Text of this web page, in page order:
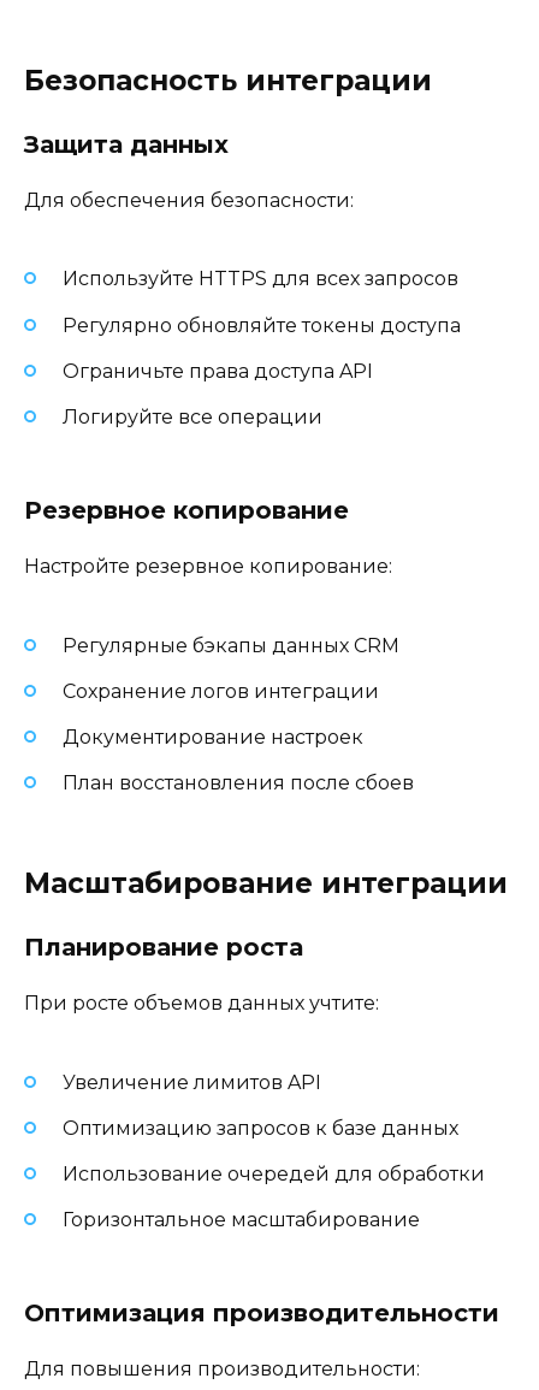
Безопасность интеграции
Защита данных
Для обеспечения безопасности:
Используйте HTTPS для всех запросов
Регулярно обновляйте токены доступа
Ограничьте права доступа API
Логируйте все операции
Резервное копирование
Настройте резервное копирование:
Регулярные бэкапы данных CRM
Сохранение логов интеграции
Документирование настроек
План восстановления после сбоев
Масштабирование интеграции
Планирование роста
При росте объемов данных учтите:
Увеличение лимитов API
Оптимизацию запросов к базе данных
Использование очередей для обработки
Горизонтальное масштабирование
Оптимизация производительности
Для повышения производительности: